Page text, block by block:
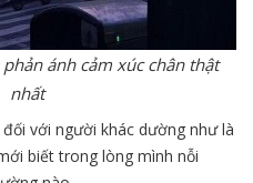
ánh cảm xúc chân thật
nhất
với người khác dường như là
biết trong lòng mình nỗi